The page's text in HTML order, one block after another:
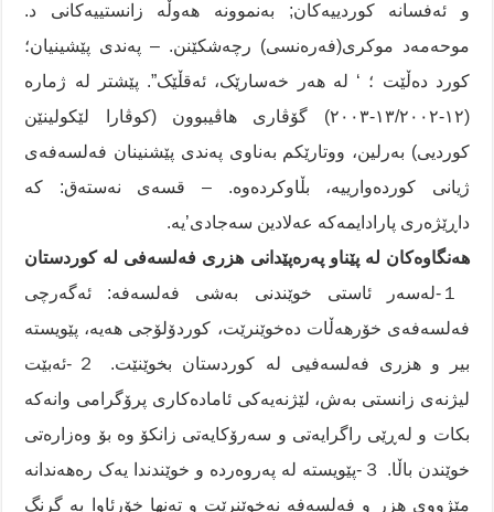
و ئەفسانە کوردییەکان; بەنموونە هەوڵە زانستییەکانی د.
موحەمەد موکری(فەرەنسی) رچەشکێنن. – پەندی پێشینیان؛
کورد دەڵێت ؛ ‘ لە هەر خەسارێک، ئەقڵێک”. پێشتر لە ژمارە
(١٢-١٣/٢٠٠٢-٢٠٠٣) گۆڤاری هاڤیبوون (کوڤارا لێکولینێن
کوردیی) بەرلین، ووتارێکم بەناوی پەندی پێشنینان فەلسەفەی
ژیانی کوردەوارییە، بڵاوکردەوە. – قسەی نەستەق: کە
داڕێژەری پارادایمەکە عەلادین سەجادی’یە.
هەنگاوەکان لە پێناو پەرەپێدانی هزری فەلسەفی لە کوردستان
１-لەسەر ئاستی خوێندنی بەشی فەلسەفە: ئەگەرچی
فەلسەفەی خۆرهەڵات دەخوێنرێت، کوردۆلۆجی هەیە، پێویستە
بیر و هزری فەلسەفیی لە کوردستان بخوێنێت. ２-ئەبێت
لیژنەی زانستی بەش، لێژنەیەکی ئامادەکاری پرۆگرامی وانەکە
بکات و لەڕێی راگرایەتی و سەرۆکایەتی زانکۆ وە بۆ وەزارەتی
خوێندن باڵا. ３-پێویستە لە پەروەردە و خوێندندا یەک رەهەندانە
مێژووی هزر و فەلسەفە نەخوێنرێت و تەنها خۆرئاوا بە گرنگ